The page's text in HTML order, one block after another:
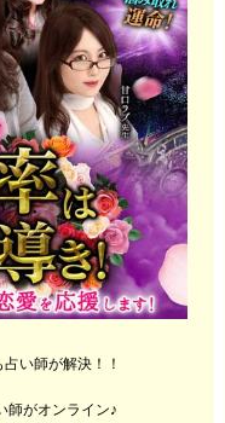
い師が解決！！
師がオンライン♪